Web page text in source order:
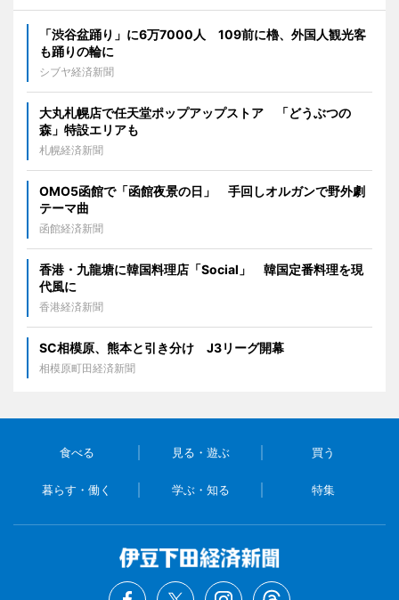
「渋谷盆踊り」に6万7000人 109前に櫓、外国人観光客
も踊りの輪に
シブヤ経済新聞
大丸札幌店で任天堂ポップアップストア 「どうぶつの
森」特設エリアも
札幌経済新聞
OMO5函館で「函館夜景の日」 手回しオルガンで野外劇
テーマ曲
函館経済新聞
香港・九龍塘に韓国料理店「Social」 韓国定番料理を現
代風に
香港経済新聞
SC相模原、熊本と引き分け J3リーグ開幕
相模原町田経済新聞
食べる 見る・遊ぶ 買う
暮らす・働く 学ぶ・知る 特集